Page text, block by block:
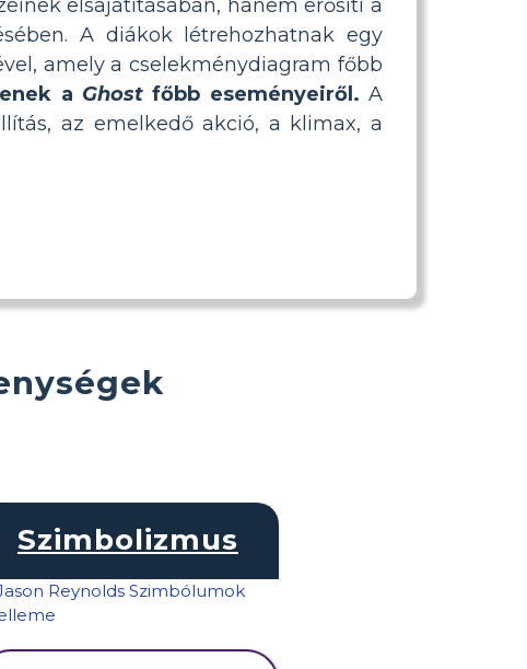
elsajátításában, hanem erősíti a
A diákok létrehozhatnak egy
amely a cselekménydiagram főbb
a Ghostfőbb eseményeiről. A
az emelkedő akció, a klimax, a
Szimbolizmus